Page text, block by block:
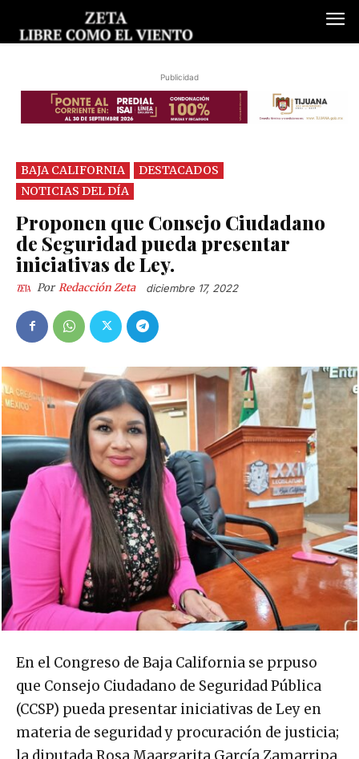
Publicidad
BAJA CALIFORNIA
DESTACADOS
NOTICIAS DEL DÍA
Proponen que Consejo Ciudadano
de Seguridad pueda presentar
iniciativas de Ley.
Por Redacción Zeta diciembre 17, 2022
En el Congreso de Baja California se prpuso
que Consejo Ciudadano de Seguridad Pública
(CCSP) pueda presentar iniciativas de Ley en
materia de seguridad y procuración de justicia;